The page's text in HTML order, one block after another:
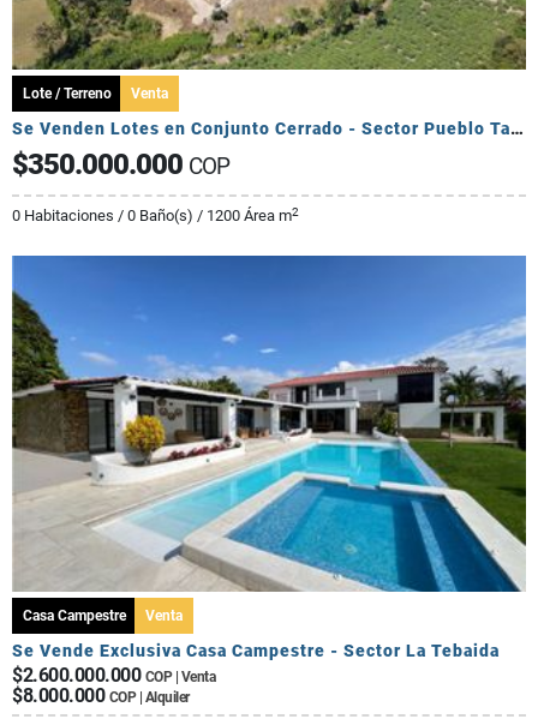
Lote / Terreno Venta
Se Venden Lotes en Conjunto Cerrado - Sector Pueblo Tapado
$350.000.000 COP
0 Habitaciones / 0 Baño(s) / 1200 Área m2
Casa Campestre Venta
Se Vende Exclusiva Casa Campestre - Sector La Tebaida
$2.600.000.000 COP | Venta
$8.000.000 COP | Alquiler